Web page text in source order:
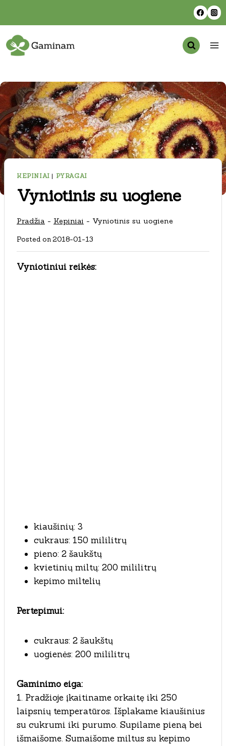
content
KEPINIAI | PYRAGAI
Vyniotinis su uogiene
Pradžia - Kepiniai - Vyniotinis su uogiene
Posted on2018-01-13
Vyniotiniui reikės:
kiaušinių: 3
cukraus: 150 mililitrų
pieno: 2 šaukštų
kvietinių miltų: 200 mililitrų
kepimo miltelių
Pertepimui:
cukraus: 2 šaukštų
uogienės: 200 mililitrų
Gaminimo eiga:
1. Pradžioje įkaitiname orkaitę iki 250
laipsnių temperatūros. Išplakame kiaušinius
su cukrumi iki purumo. Supilame pieną bei
išmaišome. Sumaišome miltus su kepimo